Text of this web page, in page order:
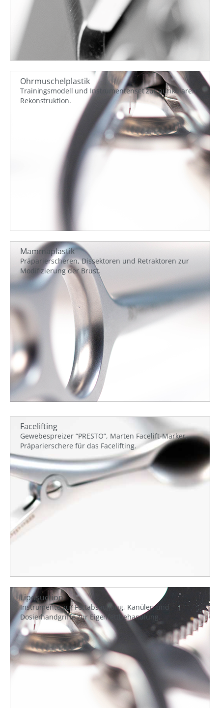
Ohrmuschelplastik
Trainingsmodell und Instrumentenset zur aurikularen
Rekonstruktion.
Mammaplastik
Präparierscheren, Dissektoren und Retraktoren zur
Modifizierung der Brust.
Facelifting
Gewebespreizer “PRESTO”, Marten Facelift-Marker,
Präparierschere für das Facelifting.
Liposuction
Instrumente zur Fettabsaugung, Kanülen und
Dosierhandgriffe zur Eigenfettbehandlung.